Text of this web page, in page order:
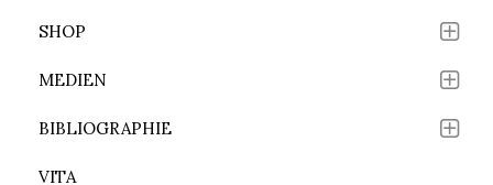
SHOP
MEDIEN
BIBLIOGRAPHIE
VITA